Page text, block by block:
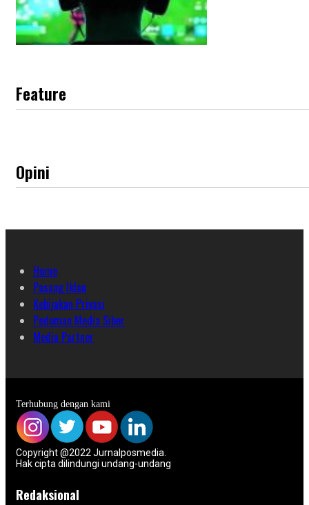
Feature
Opini
Home
Pasang Iklan
Kebijakan Privasi
Pedoman Media Siber
Media Partner
Terhubung dengan kami
Copyright @2022 Jurnalposmedia.
Hak cipta dilindungi undang-undang
Redaksional